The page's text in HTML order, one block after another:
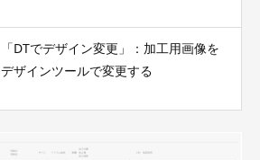
「DTでデザイン変更」：加工用画像を
デザインツールで変更する